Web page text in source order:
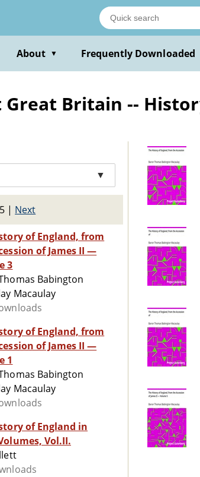
About ▼ Frequently Downloaded
Britain --
▼
| Next
of England, from
of James II —
3
Babington
Macaulay
of England, from
of James II —
1
Babington
Macaulay
of England in
Vol.II.